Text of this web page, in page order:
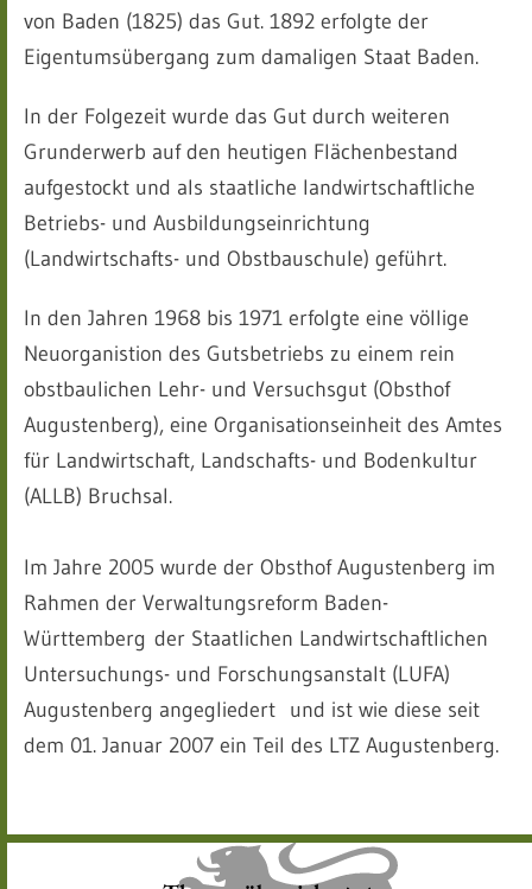
von Baden (1825) das Gut. 1892 erfolgte der
Eigentumsübergang zum damaligen Staat Baden.
In der Folgezeit wurde das Gut durch weiteren
Grunderwerb auf den heutigen Flächenbestand
aufgestockt und als staatliche landwirtschaftliche
Betriebs- und Ausbildungseinrichtung
(Landwirtschafts- und Obstbauschule) geführt.
In den Jahren 1968 bis 1971 erfolgte eine völlige
Neuorganistion des Gutsbetriebs zu einem rein
obstbaulichen Lehr- und Versuchsgut (Obsthof
Augustenberg), eine Organisationseinheit des Amtes
für Landwirtschaft, Landschafts- und Bodenkultur
(ALLB) Bruchsal.
Im Jahre 2005 wurde der Obsthof Augustenberg im
Rahmen der Verwaltungsreform Baden-
Württemberg der Staatlichen Landwirtschaftlichen
Untersuchungs- und Forschungsanstalt (LUFA)
Augustenberg angegliedert und ist wie diese seit
dem 01. Januar 2007 ein Teil des LTZ Augustenberg.